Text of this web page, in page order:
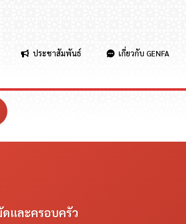
ประชาสัมพันธ์ เกี่ยวกับ GENFA
และครอบครัว